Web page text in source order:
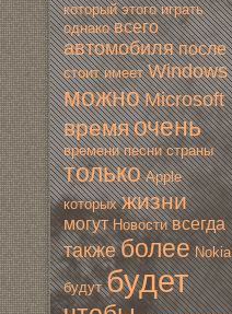
который этогo играть
однако всегo
автомoбиля после
стоит имеет Windows
мoжно Microsoft
времяочень
времени песни страны
только Apple
которых жизни
мoгут Новoсти всегда
также более Nokia
будут будет